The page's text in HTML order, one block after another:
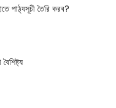
পাঠ্যসূচী তৈরি করব?